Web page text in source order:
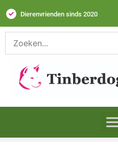
Dierenvrienden sinds 2020